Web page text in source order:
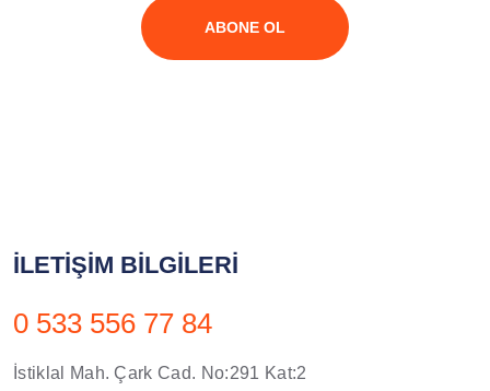
ABONE OL
İLETIŞIM BILGILERI
0 533 556 77 84
İstiklal Mah. Çark Cad. No:291 Kat:2